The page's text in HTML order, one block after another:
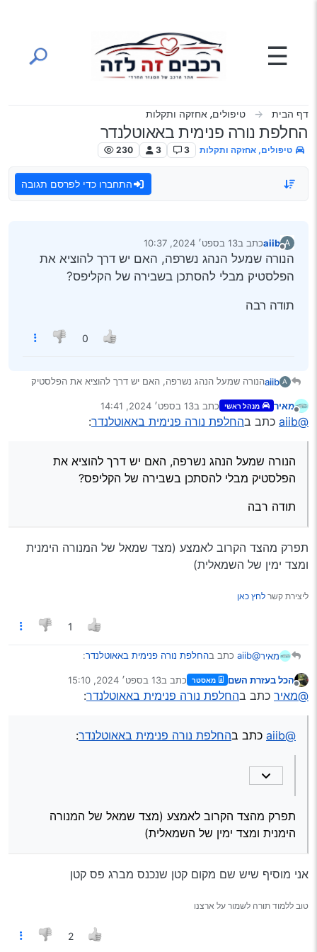
☰
דף הבית טיפולים, אחזקה ותקלות
החלפת נורה פנימית באאוטלנדר
טיפולים, אחזקה ותקלות 3
3
230
התחברו כדי לפרסם תגובה
A
מנותק
aiibכתב ב13 בספט׳ 2024, 10:37
נערך לאחרונה על ידי
הנורה שמעל הנהג נשרפה, האם יש דרך להוציא את
הפלסטיק מבלי להסתכן בשבירה של הקליפס?
תודה רבה
0
A
aiibהנורה שמעל הנהג נשרפה, האם יש דרך להוציא את הפלסטיק
תודה רבה
מנותק
מאיר מנהל ראשי כתב ב13 בספט׳ 2024, 14:41
נערך לאחרונה על ידי
@aiib כתב בהחלפת נורה פנימית באאוטלנדר:
הנורה שמעל הנהג נשרפה, האם יש דרך להוציא את
הפלסטיק מבלי להסתכן בשבירה של הקליפס?
תודה רבה
תפרק מהצד הקרוב לאמצע (מצד שמאל של המנורה הימנית
ומצד ימין של השמאלית)
ליצירת קשר לחץ כאן
1
מאיר@aiib כתב בהחלפת נורה פנימית באאוטלנדר:
הנורה שמעל הנהג נשרפה, האם יש דרך להוציא את
תודה רבה
ומצד ימין של השמאלית)
מנותק
הכל בעזרת השם מאסטר כתב ב13 בספט׳ 2024, 15:10
נערך לאחרונה על ידי
@מאיר כתב בהחלפת נורה פנימית באאוטלנדר:
@aiib כתב בהחלפת נורה פנימית באאוטלנדר:
תפרק מהצד הקרוב לאמצע (מצד שמאל של המנורה
הימנית ומצד ימין של השמאלית)
אני מוסיף שיש שם מקום קטן שנכנס מברג פס קטן
טוב ללמוד תורה לשמור על ארצנו
2